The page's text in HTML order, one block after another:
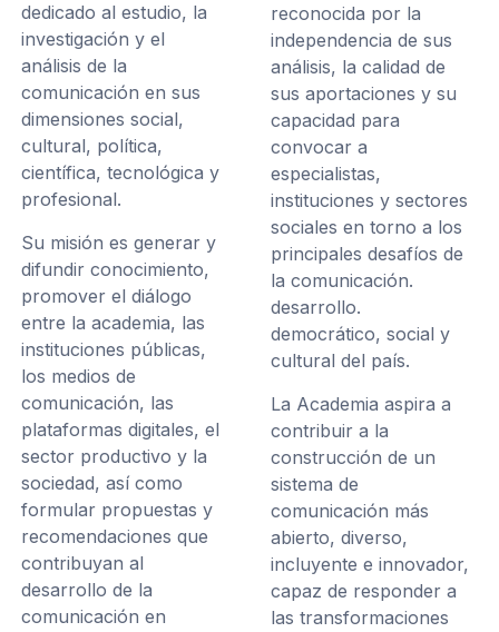
dedicado al estudio, la
investigación y el
análisis de la
comunicación en sus
dimensiones social,
cultural, política,
científica, tecnológica y
profesional.
Su misión es generar y
difundir conocimiento,
promover el diálogo
entre la academia, las
instituciones públicas,
los medios de
comunicación, las
plataformas digitales, el
sector productivo y la
sociedad, así como
formular propuestas y
recomendaciones que
contribuyan al
desarrollo de la
comunicación en
reconocida por la
independencia de sus
análisis, la calidad de
sus aportaciones y su
capacidad para
convocar a
especialistas,
instituciones y sectores
sociales en torno a los
principales desafíos de
la comunicación.
desarrollo.
democrático, social y
cultural del país.
La Academia aspira a
contribuir a la
construcción de un
sistema de
comunicación más
abierto, diverso,
incluyente e innovador,
capaz de responder a
las transformaciones